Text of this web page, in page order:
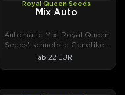
jetzt bei
AUTOFEMRoyal Queen Seeds
Mix Auto
Automatic-Mix: Royal Queen
Seeds' schnellste Genetiken
im Paket.
ab 22 EUR